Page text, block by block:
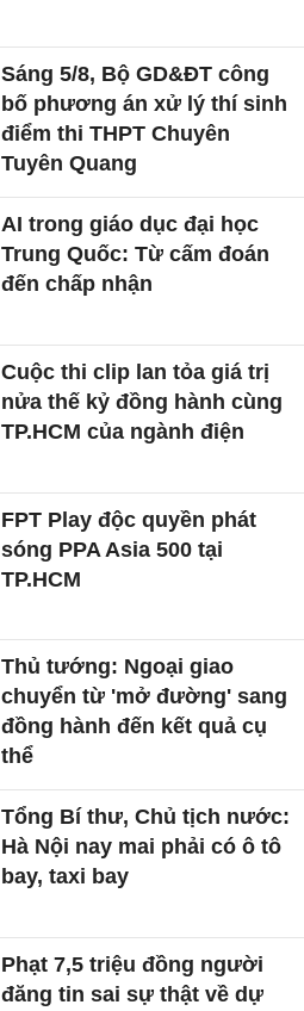
Sáng 5/8, Bộ GD&ĐT công
bố phương án xử lý thí sinh
điểm thi THPT Chuyên
Tuyên Quang
AI trong giáo dục đại học
Trung Quốc: Từ cấm đoán
đến chấp nhận
Cuộc thi clip lan tỏa giá trị
nửa thế kỷ đồng hành cùng
TP.HCM của ngành điện
FPT Play độc quyền phát
sóng PPA Asia 500 tại
TP.HCM
Thủ tướng: Ngoại giao
chuyển từ 'mở đường' sang
đồng hành đến kết quả cụ
thể
Tổng Bí thư, Chủ tịch nước:
Hà Nội nay mai phải có ô tô
bay, taxi bay
Phạt 7,5 triệu đồng người
đăng tin sai sự thật về dự